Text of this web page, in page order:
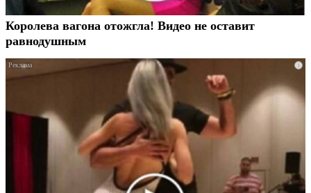
Королева вагона отожгла! Видео не оставит
равнодушным
i